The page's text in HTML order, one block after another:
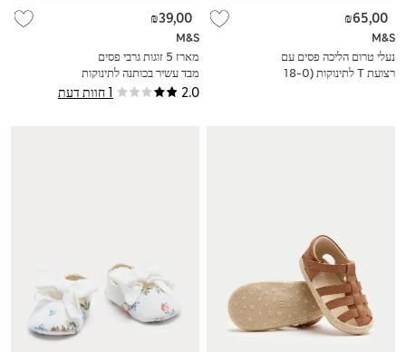
M&S
נעלי טרום הליכה פסים עם
רצועת T לתינוקות (0-‏18
₪65,00
2.0 1 חוות דעת
M&S
מארז 5 זוגות גרבי פסים
מבד עשיר בכותנה לתינוקות
(0‏-3 שנים)
₪39,00